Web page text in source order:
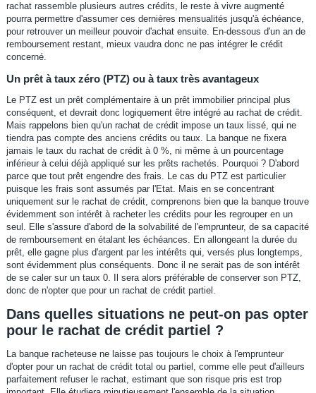
rachat rassemble plusieurs autres crédits, le reste à vivre augmenté
pourra permettre d'assumer ces dernières mensualités jusqu'à échéance,
pour retrouver un meilleur pouvoir d'achat ensuite. En-dessous d'un an de
remboursement restant, mieux vaudra donc ne pas intégrer le crédit
concerné.
Un prêt à taux zéro (PTZ) ou à taux très avantageux
Le PTZ est un prêt complémentaire à un prêt immobilier principal plus
conséquent, et devrait donc logiquement être intégré au rachat de crédit.
Mais rappelons bien qu'un rachat de crédit impose un taux lissé, qui ne
tiendra pas compte des anciens crédits ou taux. La banque ne fixera
jamais le taux du rachat de crédit à 0 %, ni même à un pourcentage
inférieur à celui déjà appliqué sur les prêts rachetés. Pourquoi ? D'abord
parce que tout prêt engendre des frais. Le cas du PTZ est particulier
puisque les frais sont assumés par l'Etat. Mais en se concentrant
uniquement sur le rachat de crédit, comprenons bien que la banque trouve
évidemment son intérêt à racheter les crédits pour les regrouper en un
seul. Elle s'assure d'abord de la solvabilité de l'emprunteur, de sa capacité
de remboursement en étalant les échéances. En allongeant la durée du
prêt, elle gagne plus d'argent par les intérêts qui, versés plus longtemps,
sont évidemment plus conséquents. Donc il ne serait pas de son intérêt
de se caler sur un taux 0. Il sera alors préférable de conserver son PTZ,
donc de n'opter que pour un rachat de crédit partiel.
Dans quelles situations ne peut-on pas opter
pour le rachat de crédit partiel ?
La banque racheteuse ne laisse pas toujours le choix à l'emprunteur
d'opter pour un rachat de crédit total ou partiel, comme elle peut d'ailleurs
parfaitement refuser le rachat, estimant que son risque pris est trop